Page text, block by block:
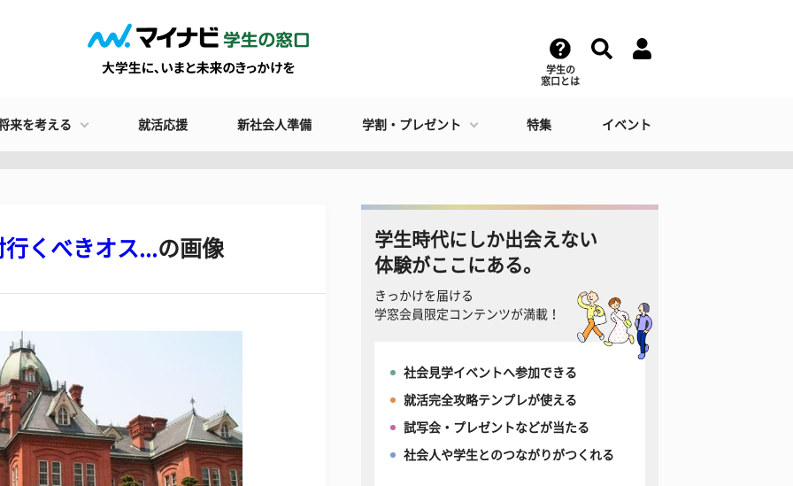
学生の
窓口とは
来を考える 就活応援 新社会人準備 学割・プレゼント 特集 イベント
くべきオス...の画像
学生時代にしか出会えない
体験がここにある。
きっかけを届ける
学窓会員限定コンテンツが満載！
社会見学イベントへ参加できる
就活完全攻略テンプレが使える
試写会・プレゼントなどが当たる
社会人や学生とのつながりがつくれる